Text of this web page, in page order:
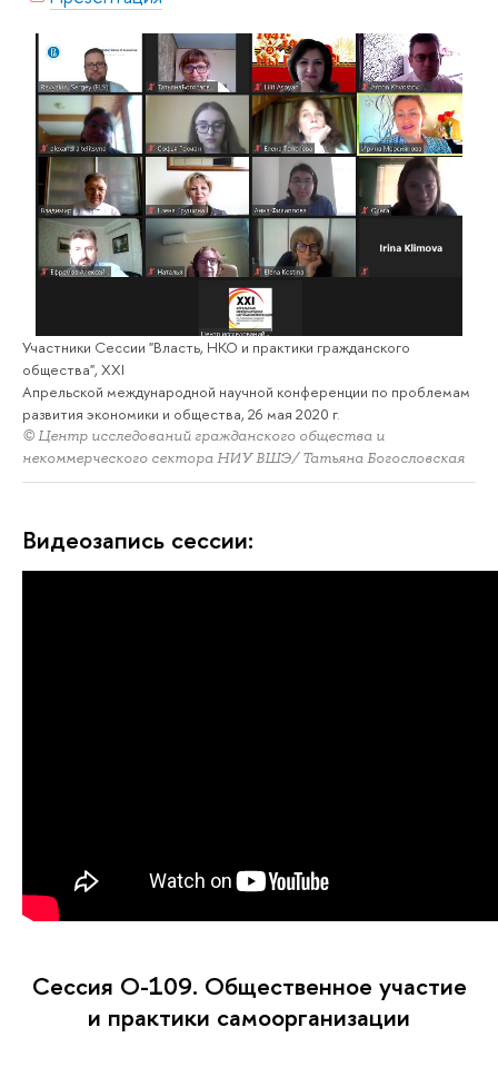
Участники Сессии "Власть, НКО и практики гражданского
общества", XXI
Апрельской международной научной конференции по проблемам
развития экономики и общества, 26 мая 2020 г.
© Центр исследований гражданского общества и
некоммерческого сектора НИУ ВШЭ/ Татьяна Богословская
Видеозапись сессии:
Сессия O-109. Общественное участие
и практики самоорганизации